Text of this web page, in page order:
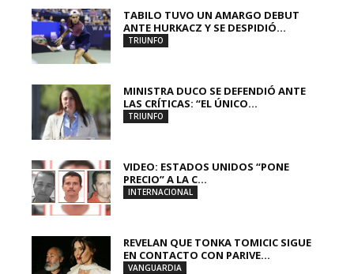
TABILO TUVO UN AMARGO DEBUT
ANTE HURKACZ Y SE DESPIDIÓ...
TRIUNFO
MINISTRA DUCO SE DEFENDIÓ ANTE
LAS CRÍTICAS: “EL ÚNICO...
TRIUNFO
VIDEO: ESTADOS UNIDOS “PONE
PRECIO” A LA C...
INTERNACIONAL
REVELAN QUE TONKA TOMICIC SIGUE
EN CONTACTO CON PARIVE...
VANGUARDIA